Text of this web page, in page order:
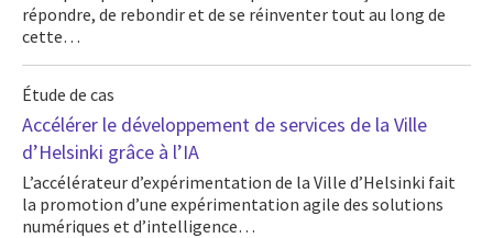
répondre, de rebondir et de se réinventer tout au long de
cette…
Étude de cas
Accélérer le développement de services de la Ville
d’Helsinki grâce à l’IA
L’accélérateur d’expérimentation de la Ville d’Helsinki fait
la promotion d’une expérimentation agile des solutions
numériques et d’intelligence…